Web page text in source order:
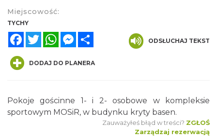
Miejscowość:
TYCHY
FacebookTwitterWhatsAppMessenger
ODSŁUCHAJ TEKST
DODAJ DO PLANERA
Pokoje gościnne 1- i 2- osobowe w kompleksie
sportowym MOSiR, w budynku kryty basen.
Zauważyłeś błąd w treści? ZGŁOŚ
Zarządzaj rezerwacją